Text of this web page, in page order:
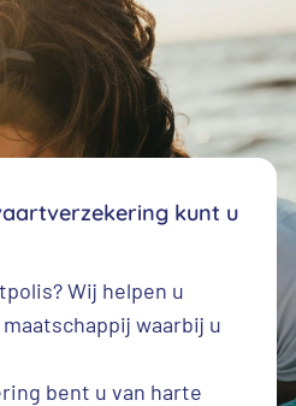
kunt u
? Wij helpen u
waarbij u
bent u van harte